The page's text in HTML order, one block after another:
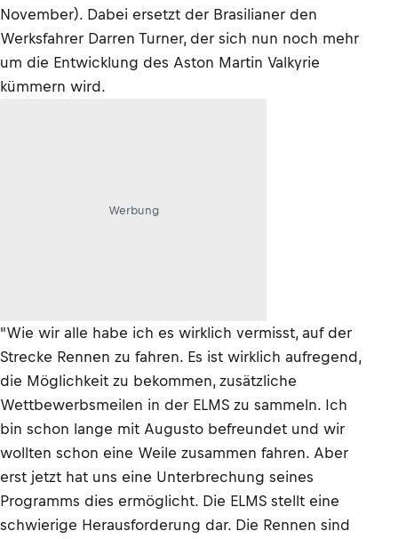
November). Dabei ersetzt der Brasilianer den
Werksfahrer Darren Turner, der sich nun noch mehr
um die Entwicklung des Aston Martin Valkyrie
kümmern wird.
Werbung
"Wie wir alle habe ich es wirklich vermisst, auf der
Strecke Rennen zu fahren. Es ist wirklich aufregend,
die Möglichkeit zu bekommen, zusätzliche
Wettbewerbsmeilen in der ELMS zu sammeln. Ich
bin schon lange mit Augusto befreundet und wir
wollten schon eine Weile zusammen fahren. Aber
erst jetzt hat uns eine Unterbrechung seines
Programms dies ermöglicht. Die ELMS stellt eine
schwierige Herausforderung dar. Die Rennen sind